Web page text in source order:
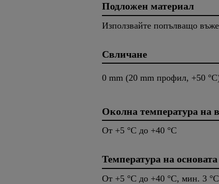
Подложен материал
Използвайте попълващо
Свличане
0 mm (20 mm профил, +50
Околна температура на
От +5 °C до +40 °C
Температура на основата
От +5 °C до +40 °C, мин. 3